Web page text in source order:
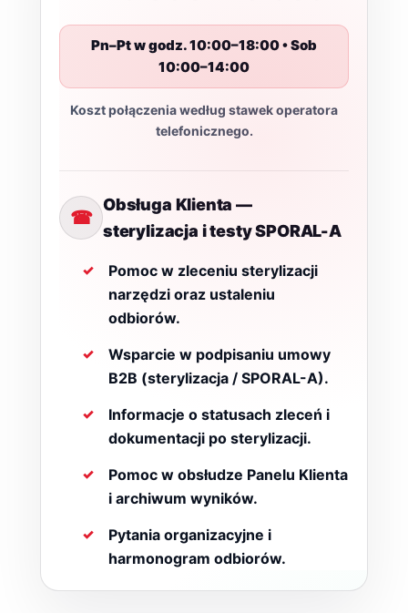
Pn–Pt w godz. 10:00–18:00 • Sob
10:00–14:00
Koszt połączenia według stawek operatora
telefonicznego.
☎
Obsługa Klienta —
sterylizacja i testy SPORAL-A
Pomoc w zleceniu sterylizacji
narzędzi oraz ustaleniu
odbiorów.
Wsparcie w podpisaniu umowy
B2B (sterylizacja / SPORAL-A).
Informacje o statusach zleceń i
dokumentacji po sterylizacji.
Pomoc w obsłudze Panelu Klienta
i archiwum wyników.
Pytania organizacyjne i
harmonogram odbiorów.